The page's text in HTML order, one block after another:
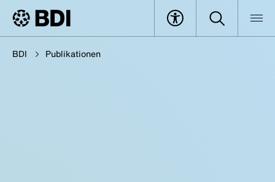
BDI Publikationen